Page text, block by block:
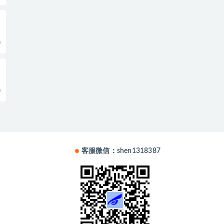
客服微信：shen1318387